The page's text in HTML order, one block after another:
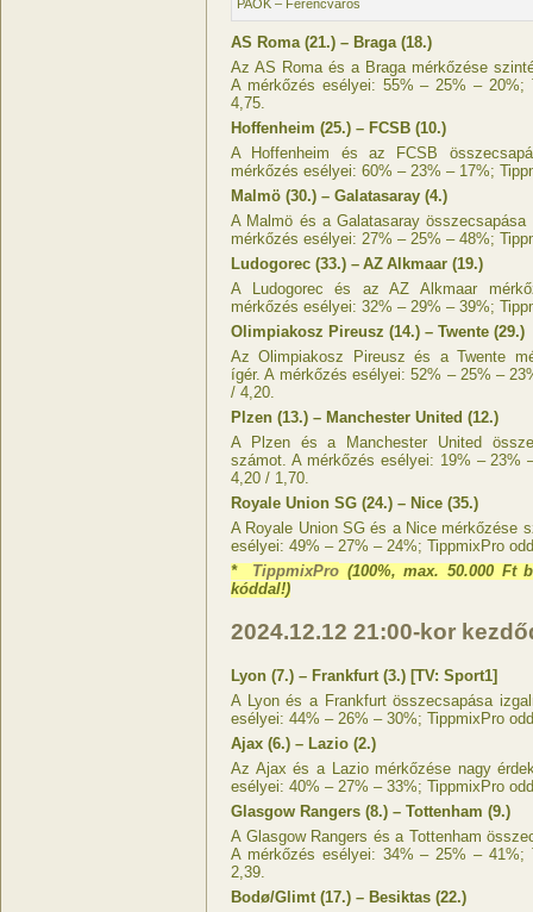
PAOK – Ferencváros
AS Roma (21.) – Braga (18.)
Az AS Roma és a Braga mérkőzése
A mérkőzés esélyei: 55% – 25% – 20%;
4,75.
Hoffenheim (25.) – FCSB (10.)
A Hoffenheim és az FCSB
mérkőzés esélyei: 60% – 23% – 17%;
Malmö (30.) – Galatasaray (4.)
A Malmö és a Galatasaray
mérkőzés esélyei: 27% – 25% – 48%;
Ludogorec (33.) – AZ Alkmaar (19.)
A Ludogorec és az AZ Alkmaar
mérkőzés esélyei: 32% – 29% – 39%;
Olimpiakosz Pireusz (14.) – Twente (29.)
Az Olimpiakosz Pireusz és a Twente
ígér. A mérkőzés esélyei: 52% – 25% –
/ 4,20.
Plzen (13.) – Manchester United (12.)
A Plzen és a Manchester United
számot. A mérkőzés esélyei: 19% – 23%
4,20 / 1,70.
Royale Union SG (24.) – Nice (35.)
A Royale Union SG és a Nice mérkőzése
esélyei: 49% – 27% – 24%; TippmixPro
* TippmixPro (100%, max. 50.000 Ft
kóddal!)
2024.12.12 21:00-kor
Lyon (7.) – Frankfurt (3.) [TV: Sport1]
A Lyon és a Frankfurt összecsapása
esélyei: 44% – 26% – 30%; TippmixPro
Ajax (6.) – Lazio (2.)
Az Ajax és a Lazio mérkőzése nagy
esélyei: 40% – 27% – 33%; TippmixPro
Glasgow Rangers (8.) – Tottenham (9.)
A Glasgow Rangers és a Tottenham
A mérkőzés esélyei: 34% – 25% – 41%;
2,39.
Bodø/Glimt (17.) – Besiktas (22.)